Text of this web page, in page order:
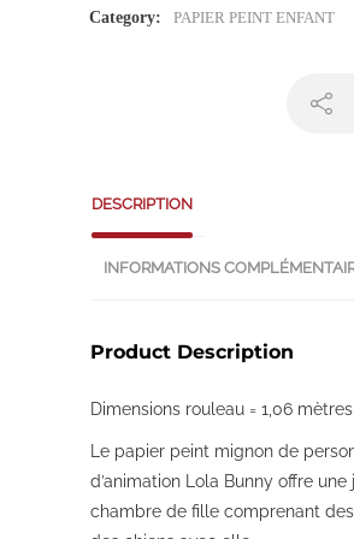
Category: PAPIER PEINT ENFANT
DESCRIPTION
INFORMATIONS
Product Description
Dimensions rouleau = 1,06
Le papier peint mignon de
d’animation Lola Bunny offre une
chambre de fille comprenant